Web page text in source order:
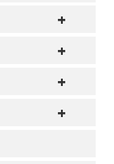
+
+
+
+